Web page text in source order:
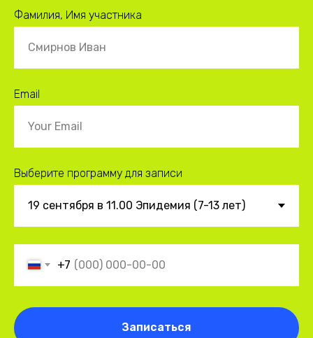
Фамилия, Имя участника
Email
Выберите программу для записи
+7
Записаться